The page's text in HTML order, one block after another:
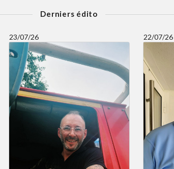
Derniers édito
23/07/26 22/07/26